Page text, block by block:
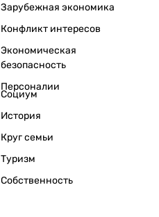
Зарубежная экономика
Конфликт интересов
Экономическая
безопасность
Персоналии
Социум
История
Круг семьи
Туризм
Собственность